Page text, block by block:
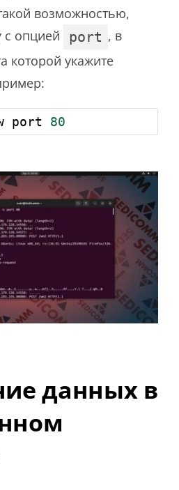
возможностью,
с опцией
port , в
которой укажите
port 80
данных в